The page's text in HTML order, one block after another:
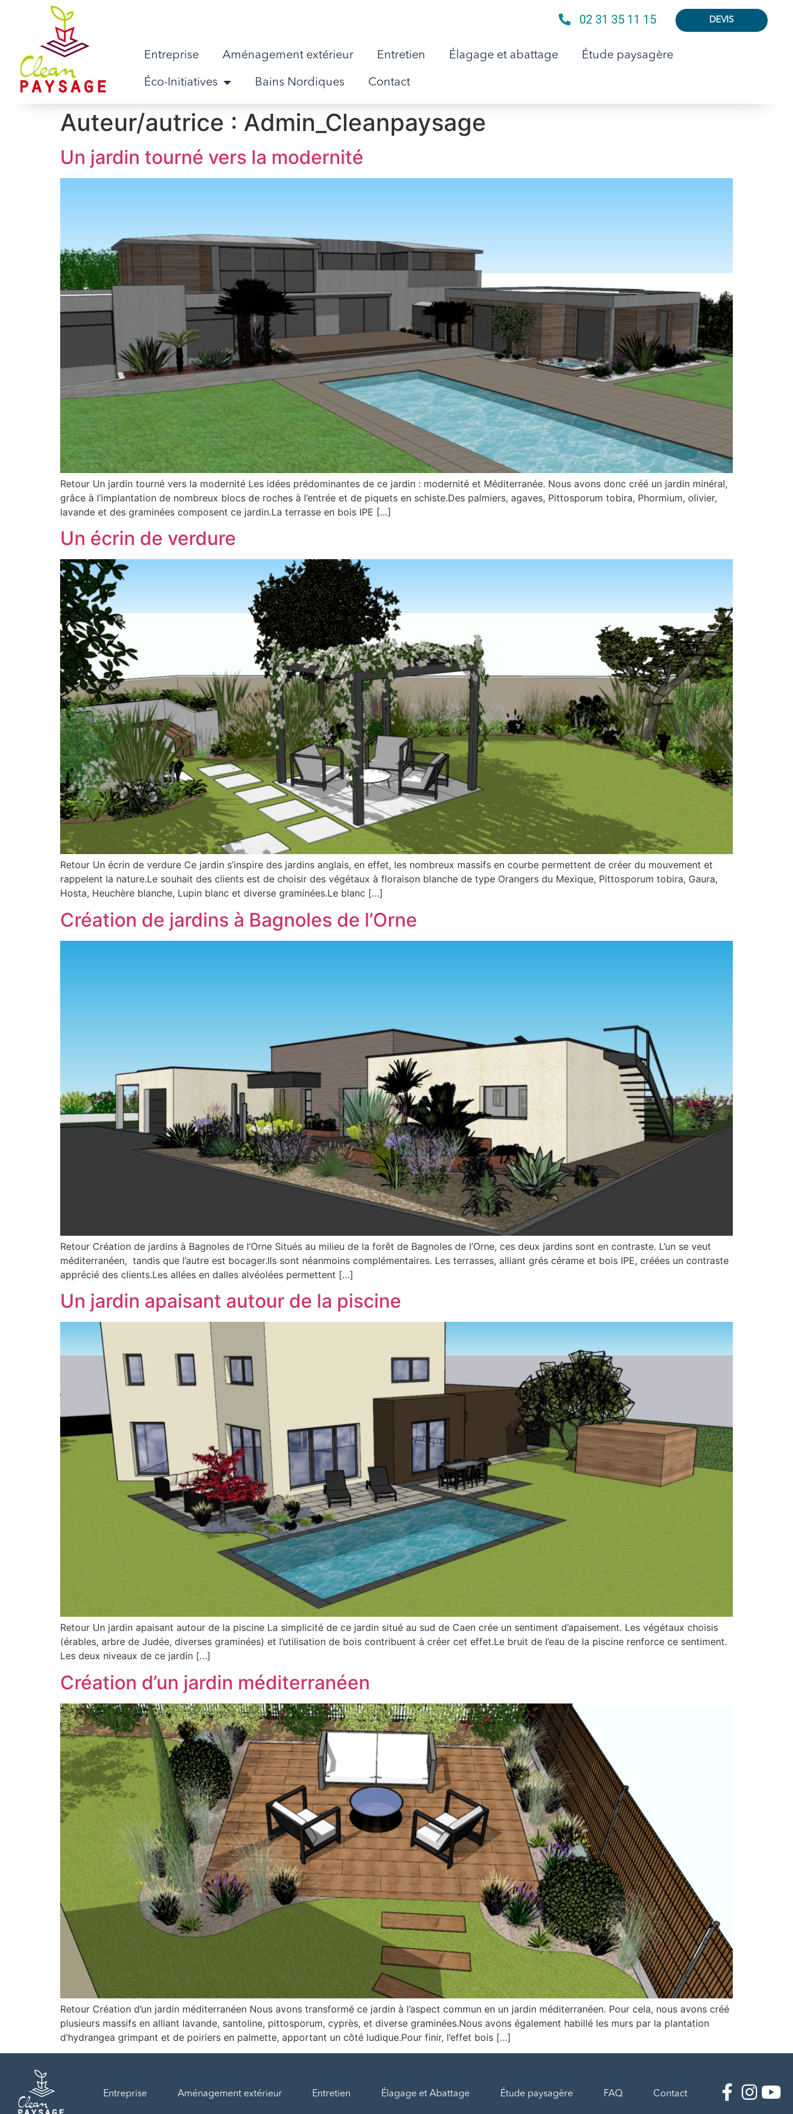
02 31 35 11 15 DEVIS
Entreprise Aménagement extérieur Entretien Élagage et abattage Étude paysagère
Éco-Initiatives Bains Nordiques Contact
Auteur/autrice : Admin_Cleanpaysage
Un jardin tourné vers la modernité
Retour Un jardin tourné vers la modernité Les idées prédominantes de ce jardin : modernité et Méditerranée. Nous avons donc créé un jardin minéral,
grâce à l’implantation de nombreux blocs de roches à l’entrée et de piquets en schiste.Des palmiers, agaves, Pittosporum tobira, Phormium, olivier,
lavande et des graminées composent ce jardin.La terrasse en bois IPE […]
Un écrin de verdure
Retour Un écrin de verdure Ce jardin s’inspire des jardins anglais, en effet, les nombreux massifs en courbe permettent de créer du mouvement et
rappelent la nature.Le souhait des clients est de choisir des végétaux à floraison blanche de type Orangers du Mexique, Pittosporum tobira, Gaura,
Hosta, Heuchère blanche, Lupin blanc et diverse graminées.Le blanc […]
Création de jardins à Bagnoles de l’Orne
Retour Création de jardins à Bagnoles de l’Orne Situés au milieu de la forêt de Bagnoles de l’Orne, ces deux jardins sont en contraste. L’un se veut
méditerranéen, tandis que l’autre est bocager.Ils sont néanmoins complémentaires. Les terrasses, alliant grés cérame et bois IPE, créées un contraste
apprécié des clients.Les allées en dalles alvéolées permettent […]
Un jardin apaisant autour de la piscine
Retour Un jardin apaisant autour de la piscine La simplicité de ce jardin situé au sud de Caen crée un sentiment d’apaisement. Les végétaux choisis
(érables, arbre de Judée, diverses graminées) et l’utilisation de bois contribuent à créer cet effet.Le bruit de l’eau de la piscine renforce ce sentiment.
Les deux niveaux de ce jardin […]
Création d’un jardin méditerranéen
Retour Création d’un jardin méditerranéen Nous avons transformé ce jardin à l’aspect commun en un jardin méditerranéen. Pour cela, nous avons créé
plusieurs massifs en alliant lavande, santoline, pittosporum, cyprès, et diverse graminées.Nous avons également habillé les murs par la plantation
d’hydrangea grimpant et de poiriers en palmette, apportant un côté ludique.Pour finir, l’effet bois […]
Entreprise Aménagement extérieur Entretien Élagage et Abattage Étude paysagère FAQ Contact